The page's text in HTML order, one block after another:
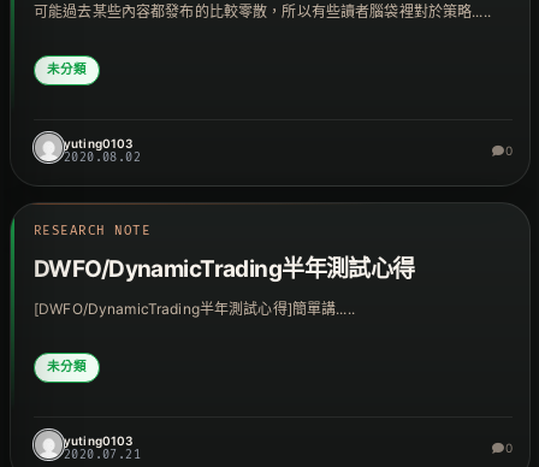
可能過去某些內容都發布的比較零散，所以有些讀者腦袋裡對於策略.....
未分類
yuting0103
2020.08.02
0
RESEARCH NOTE
DWFO/DynamicTrading半年測試心得
[DWFO/DynamicTrading半年測試心得]簡單講.....
未分類
yuting0103
2020.07.21
0